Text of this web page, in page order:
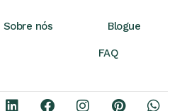
Sobre nós Blogue
FAQ